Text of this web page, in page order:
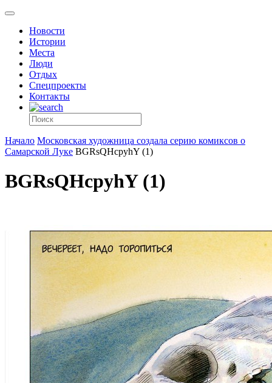
Новости
Истории
Места
Люди
Отдых
Спецпроекты
Контакты
Начало Московская художница создала серию комиксов о
Самарской Луке BGRsQHcpyhY (1)
BGRsQHcpyhY (1)